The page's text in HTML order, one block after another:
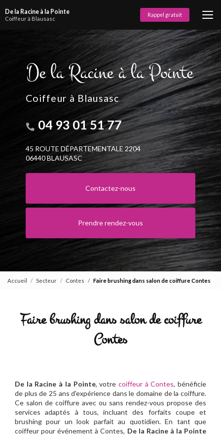
au
contenu
De la Racine à la Pointe
Coiffeur à Blausasc
Rappel gratuit
Coiffeur à Blausasc
04 93 01 51 77
45 ROUTE DÉPARTEMENTALE 2204
06440 BLAUSASC
Contactez-nous
Prendre rendez-vous
Accueil Secteur Contes Faire brushing dans salon de coiffure Contes
Faire brushing dans salon de coiffure
Contes
De la Racine à la Pointe, votre coiffeur à Contes, bénéficie
de plus de 25 ans d'expérience dans le domaine de la coiffure.
Ce salon de coiffure avec ou sans rendez-vous propose des
services adaptés à tous, incluant des forfaits coupe et
brushing pour un look parfait au quotidien. En tant que
coiffeur pour événement à Contes, De la Racine à la Pointe